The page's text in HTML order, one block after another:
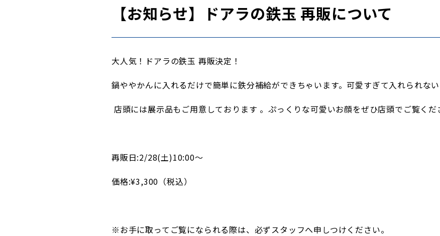
【お知らせ】ドアラの鉄玉 再販について
大人気！ドアラの鉄玉 再販決定！
鍋ややかんに入れるだけで簡単に鉄分補給ができちゃいます。 可愛すぎて入れられな
店頭には展示品もご用意しております 。ぷっくりな可愛いお顔をぜひ店頭でご覧くだ
再販日:2/28(土)10:00〜
価格:¥3,300（税込）
※お手に取ってご覧になられる際は、必ずスタッフへ申しつけください。